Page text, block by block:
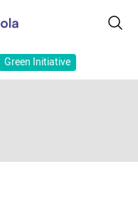
Green Initiative